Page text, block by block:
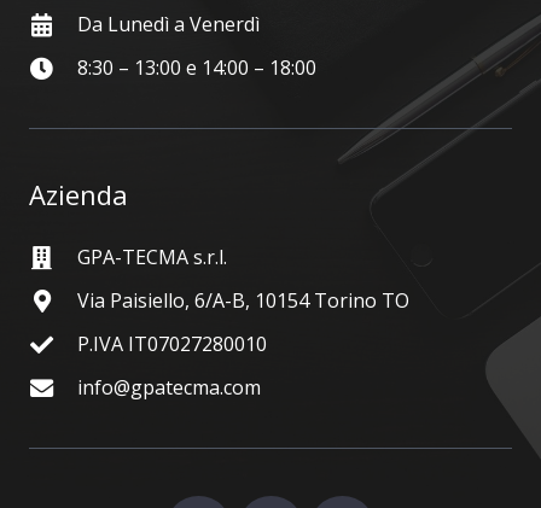
Da Lunedì a Venerdì
8:30 – 13:00 e 14:00 – 18:00
Azienda
GPA-TECMA s.r.l.
Via Paisiello, 6/A-B, 10154 Torino TO
P.IVA IT07027280010
info@gpatecma.com